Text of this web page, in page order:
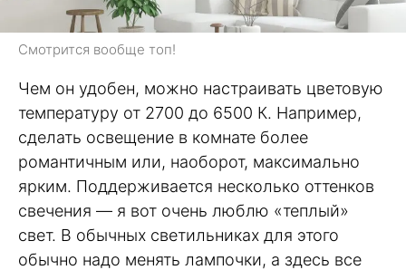
Смотрится вообще топ!
Чем он удобен, можно настраивать цветовую
температуру от 2700 до 6500 К. Например,
сделать освещение в комнате более
романтичным или, наоборот, максимально
ярким. Поддерживается несколько оттенков
свечения — я вот очень люблю «теплый»
свет. В обычных светильниках для этого
обычно надо менять лампочки, а здесь все